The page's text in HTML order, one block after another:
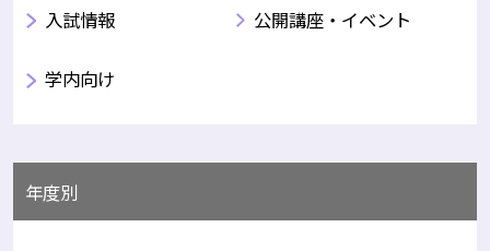
入試情報 公開講座・イベント
学内向け
年度別